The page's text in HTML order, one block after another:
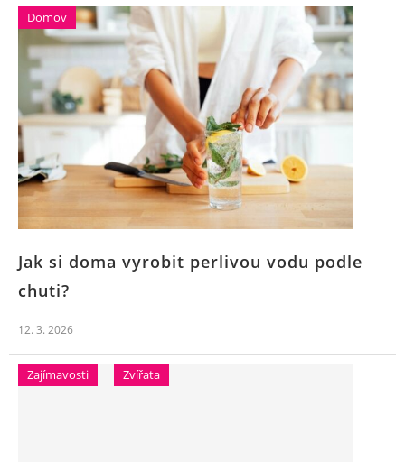
Domov
Jak si doma vyrobit perlivou vodu podle
chuti?
12. 3. 2026
Zajímavosti Zvířata